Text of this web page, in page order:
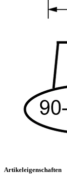
Artikeleigenschaften